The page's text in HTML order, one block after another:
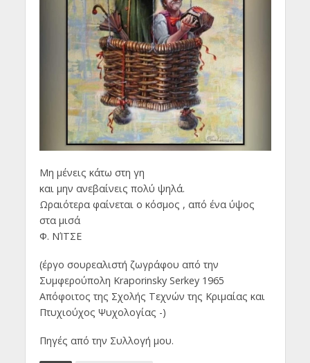
Μη μένεις κάτω στη γη
και μην ανεβαίνεις πολύ ψηλά.
Ωραιότερα φαίνεται ο κόσμος , από ένα ύψος
στα μισά
Φ. ΝΊΤΣΕ
(έργο σουρεαλιστή ζωγράφου από την
Συμφερούπολη Kraporinsky Serkey 1965
Απόφοιτος της Σχολής Τεχνών της Κριμαίας και
Πτυχιούχος Ψυχολογίας -)
Πηγές από την Συλλογή μου.